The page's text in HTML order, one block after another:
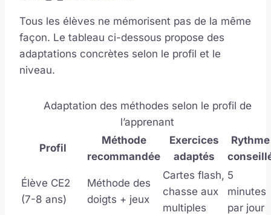
Tous les élèves ne mémorisent pas de la même
façon. Le tableau ci-dessous propose des
adaptations concrètes selon le profil et le
niveau.
Adaptation des méthodes selon le profil de
l’apprenant
Profil
Méthode
recommandée
Exercices
adaptés
Rythme
Élève CE2
(7-8 ans)
Méthode des
doigts + jeux
Cartes flash,
chasse aux
multiples
5
minutes
par jour